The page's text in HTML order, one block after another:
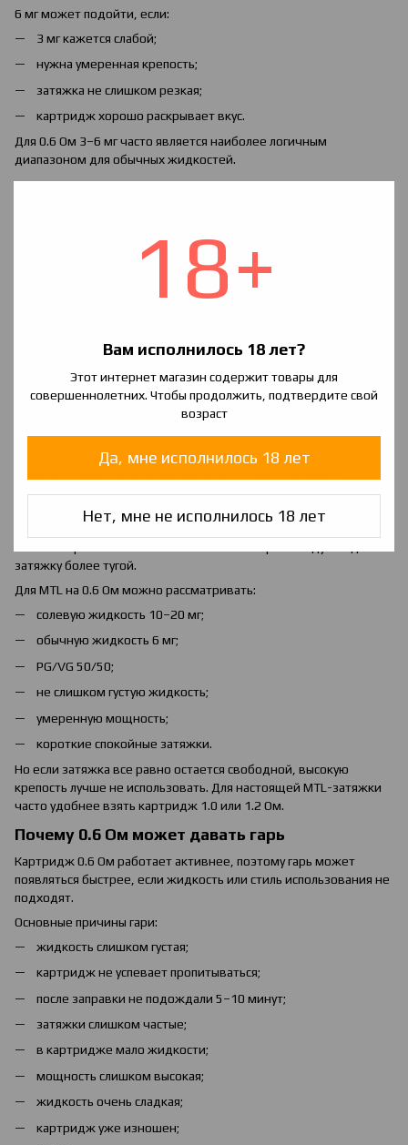
18+
Вам исполнилось 18 лет?
Этот интернет магазин содержит товары для
совершеннолетних. Чтобы продолжить, подтвердите свой
возраст
Да, мне исполнилось 18 лет
Нет, мне не исполнилось 18 лет
6 мг может подойти, если:
3 мг кажется слабой;
нужна умеренная крепость;
затяжка не слишком резкая;
картридж хорошо раскрывает вкус.
Для 0.6 Ом 3–6 мг часто является наиболее логичным
диапазоном для обычных жидкостей.
хорошо подаваться к испарителю.
Для RDL на 0.6 Ом чаще подходит:
обычная жидкость 3–6 мг;
иногда солевая 20 мг, если затяжка не слишком свободная;
PG/VG 50/50 или 60VG/40PG;
70VG/30PG только если картридж это поддерживает;
Если цель — больше пара и более мягкая затяжка, обычная
затяжку более тугой.
Для MTL на 0.6 Ом можно рассматривать:
солевую жидкость 10–20 мг;
обычную жидкость 6 мг;
PG/VG 50/50;
не слишком густую жидкость;
умеренную мощность;
короткие спокойные затяжки.
Но если затяжка все равно остается свободной, высокую
крепость лучше не использовать. Для настоящей MTL-затяжки
часто удобнее взять картридж 1.0 или 1.2 Ом.
Почему 0.6 Ом может давать гарь
Картридж 0.6 Ом работает активнее, поэтому гарь может
появляться быстрее, если жидкость или стиль использования не
подходят.
Основные причины гари:
жидкость слишком густая;
картридж не успевает пропитываться;
после заправки не подождали 5–10 минут;
затяжки слишком частые;
в картридже мало жидкости;
мощность слишком высокая;
жидкость очень сладкая;
картридж уже изношен;